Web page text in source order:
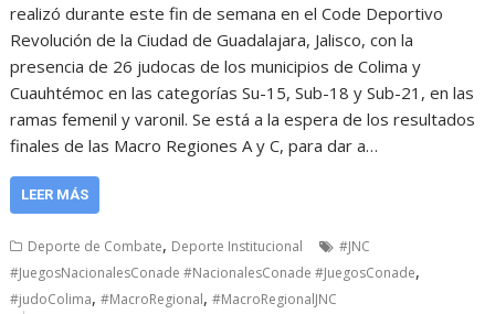
realizó durante este fin de semana en el Code Deportivo
Revolución de la Ciudad de Guadalajara, Jalisco, con la
presencia de 26 judocas de los municipios de Colima y
Cuauhtémoc en las categorías Su-15, Sub-18 y Sub-21, en las
ramas femenil y varonil. Se está a la espera de los resultados
finales de las Macro Regiones A y C, para dar a…
LEER MÁS
Deporte de Combate, Deporte Institucional
#JNC
#JuegosNacionalesConade #NacionalesConade #JuegosConade,
#judoColima,#MacroRegional,#MacroRegionalJNC